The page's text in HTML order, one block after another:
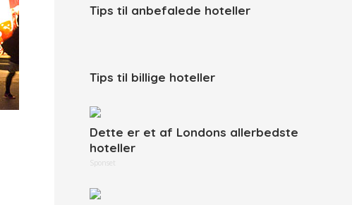
Tips til anbefalede hoteller
Tips til billige hoteller
Dette er et af Londons allerbedste
hoteller
Sponset